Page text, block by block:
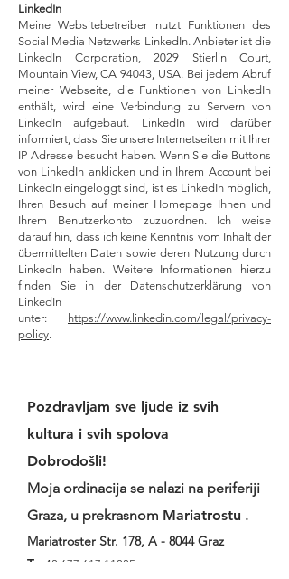
LinkedIn
Meine Websitebetreiber nutzt Funktionen des
Social Media Netzwerks LinkedIn. Anbieter ist die
LinkedIn Corporation, 2029 Stierlin Court,
Mountain View, CA 94043, USA. Bei jedem Abruf
meiner Webseite, die Funktionen von LinkedIn
enthält, wird eine Verbindung zu Servern von
LinkedIn aufgebaut. LinkedIn wird darüber
informiert, dass Sie unsere Internetseiten mit Ihrer
IP-Adresse besucht haben. Wenn Sie die Buttons
von LinkedIn anklicken und in Ihrem Account bei
LinkedIn eingeloggt sind, ist es LinkedIn möglich,
Ihren Besuch auf meiner Homepage Ihnen und
Ihrem Benutzerkonto zuzuordnen. Ich weise
darauf hin, dass ich keine Kenntnis vom Inhalt der
übermittelten Daten sowie deren Nutzung durch
LinkedIn haben. Weitere Informationen hierzu
finden Sie in der Datenschutzerklärung von
LinkedIn
unter: https://www.linkedin.com/legal/privacy-
policy.
Pozdravljam sve ljude iz svih
kultura i svih spolova
Dobrodošli!
Moja ordinacija se nalazi na periferiji
Graza, u prekrasnom Mariatrostu .
Mariatroster Str. 178, A - 8044 Graz
T
+43 677 617 11335